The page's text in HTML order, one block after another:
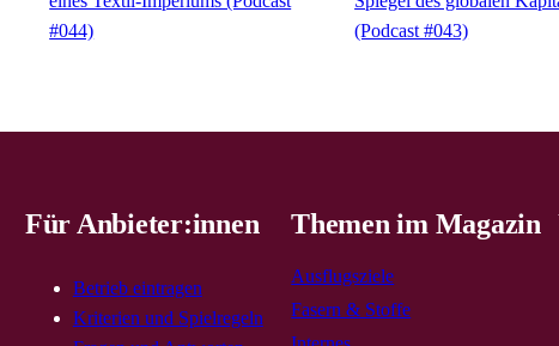
#044)
(Podcast #043)
Für Anbieter:innen
Betrieb eintragen
Kriterien und Spielregeln
Themen im Magazin
Ausflugsziele
Fasern & Stoffe